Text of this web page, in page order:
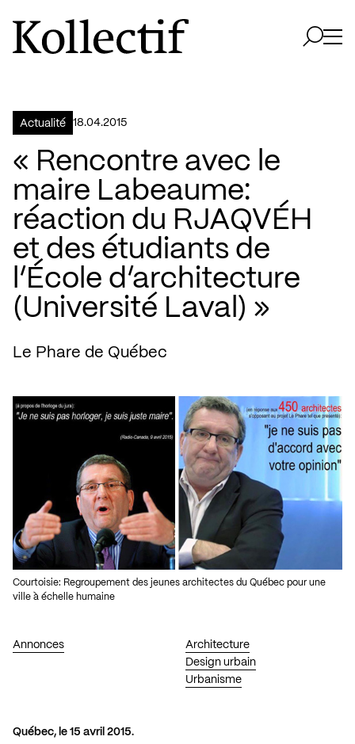
Aller à la page d'accueil
Logo Kollectif
Actualité 18.04.2015
« Rencontre avec le
maire Labeaume:
réaction du RJAQVÉH
et des étudiants de
l’École d’architecture
(Université Laval) »
Le Phare de Québec
Annonces
Architecture
Design urbain
Urbanisme
Courtoisie: Regroupement des jeunes architectes du Québec pour une
ville à échelle humaine
Québec, le 15 avril 2015.